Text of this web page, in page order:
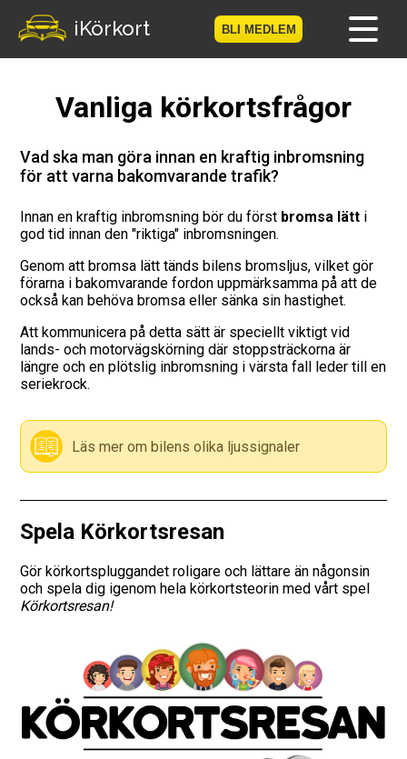
iKörkort BLI MEDLEM
Hem
Logga in
Prov
Körkortsresan
Vägmärkesspelet
Körkortsteori
Vägmärken
Presentkort
Language
Vanliga körkortsfrågor
Vad ska man göra innan en kraftig inbromsning
för att varna bakomvarande trafik?
Innan en kraftig inbromsning bör du först bromsa lätt i
god tid innan den "riktiga" inbromsningen.
Genom att bromsa lätt tänds bilens bromsljus, vilket gör
förarna i bakomvarande fordon uppmärksamma på att de
också kan behöva bromsa eller sänka sin hastighet.
Att kommunicera på detta sätt är speciellt viktigt vid
lands- och motorvägskörning där stoppsträckorna är
längre och en plötslig inbromsning i värsta fall leder till en
seriekrock.
Läs mer om bilens olika ljussignaler
Spela Körkortsresan
Gör körkortspluggandet roligare och lättare än någonsin
och spela dig igenom hela körkortsteorin med vårt spel
Körkortsresan!